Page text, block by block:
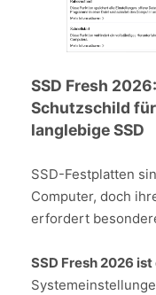
SSD Fresh
Schutzschild
langlebige SSD
SSD-Festplatten
Computer, doch
erfordert
SSD Fresh 2026